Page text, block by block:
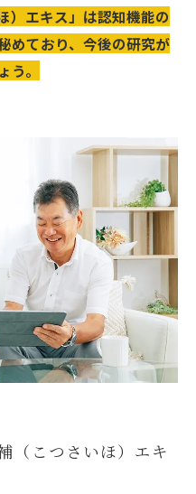
）エキス」は認知機能の
めており、今後の研究が
。
（こつさいほ）エキ